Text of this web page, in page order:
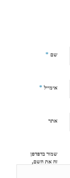
שם *
אימייל *
אתר
שמור בדפדפן
זה את השם,